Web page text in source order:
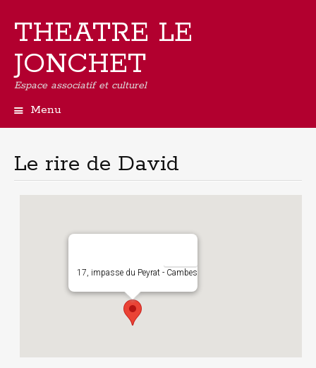
THEATRE LE
JONCHET
Espace associatif et culturel
Menu
principal
Le rire de David
17, impasse du Peyrat - Cambes